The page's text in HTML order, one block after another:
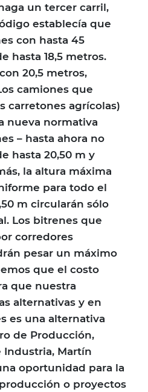
un tercer carril,
establecía que
con hasta 45
hasta 18,5 metros.
20,5 metros,
camiones que
carretones agrícolas)
nueva normativa
– hasta ahora no
hasta 20,50 m y
la altura máxima
para todo el
m circularán sólo
Los bitrenes que
corredores
pesar un máximo
que el costo
que nuestra
alternativas y en
es una alternativa
de Producción,
Industria, Martín
oportunidad para la
o proyectos